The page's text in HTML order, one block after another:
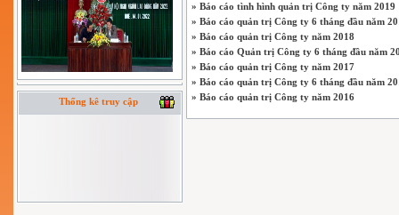
Thống kê truy cập
» Báo cáo tình hình quản trị Công ty năm 2019
» Báo cáo quản trị Công ty 6 tháng đầu năm
» Báo cáo quản trị Công ty năm 2018
» Báo cáo Quản trị Công ty 6 tháng đầu năm
» Báo cáo quản trị Công ty năm 2017
» Báo cáo quản trị Công ty 6 tháng đầu năm
» Báo cáo quản trị Công ty năm 2016